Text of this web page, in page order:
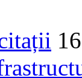
16